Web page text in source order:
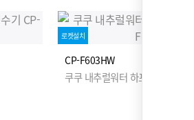
로켓설치
CP-F603HW
쿠쿠 내추럴워터 하프형 냉온정수기